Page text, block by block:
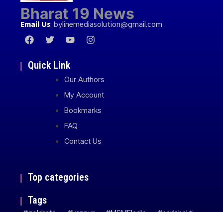
Bharat 19 News
Email Us:bylinemediasolution@gmail.com
Quick Link
Our Authors
My Account
Bookmarks
FAQ
Contact Us
Top categories
Tags